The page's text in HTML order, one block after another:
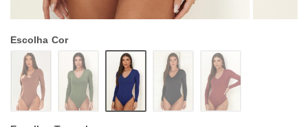
Escolha Cor